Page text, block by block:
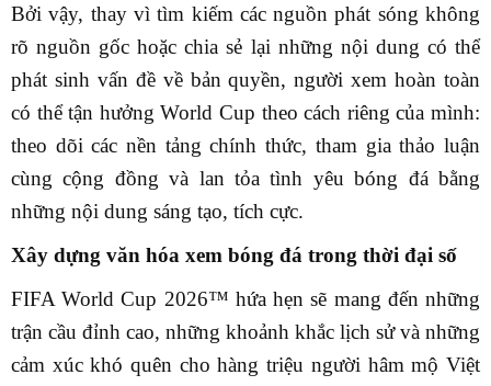
Bởi vậy, thay vì tìm kiếm các nguồn phát sóng không
rõ nguồn gốc hoặc chia sẻ lại những nội dung có thể
phát sinh vấn đề về bản quyền, người xem hoàn toàn
có thể tận hưởng World Cup theo cách riêng của mình:
theo dõi các nền tảng chính thức, tham gia thảo luận
cùng cộng đồng và lan tỏa tình yêu bóng đá bằng
những nội dung sáng tạo, tích cực.
Xây dựng văn hóa xem bóng đá trong thời đại số
FIFA World Cup 2026™ hứa hẹn sẽ mang đến những
trận cầu đỉnh cao, những khoảnh khắc lịch sử và những
cảm xúc khó quên cho hàng triệu người hâm mộ Việt